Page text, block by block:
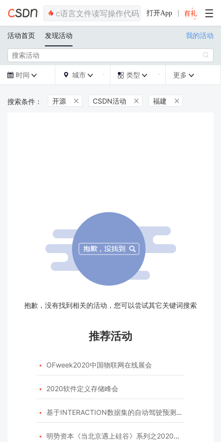
打开App
活动首页 发现活动 我的活动

 时间   城市   类型  更多 
开源  CSDN活动  福建 
抱歉，没有找到相关的活动，您可以尝试其它关键词搜索
推荐活动
 OFweek2020中国物联网在线展会
 2020软件定义存储峰会
 基于INTERACTION数据集的自动驾驶预测模型挑战赛
 明势资本《当北京遇上硅谷》系列之2020年度开源峰会